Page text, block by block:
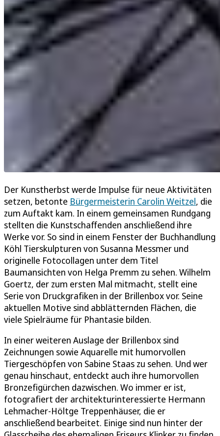
Der Kunstherbst werde Impulse für neue Aktivitäten
setzen, betonte Bürgermeisterin Carolin Weitzel, die
zum Auftakt kam. In einem gemeinsamen Rundgang
stellten die Kunstschaffenden anschließend ihre
Werke vor. So sind in einem Fenster der Buchhandlung
Köhl Tierskulpturen von Susanna Messmer und
originelle Fotocollagen unter dem Titel
Baumansichten von Helga Premm zu sehen. Wilhelm
Goertz, der zum ersten Mal mitmacht, stellt eine
Serie von Druckgrafiken in der Brillenbox vor. Seine
aktuellen Motive sind abblätternden Flächen, die
viele Spielräume für Phantasie bilden.
In einer weiteren Auslage der Brillenbox sind
Zeichnungen sowie Aquarelle mit humorvollen
Tiergeschöpfen von Sabine Staas zu sehen. Und wer
genau hinschaut, entdeckt auch ihre humorvollen
Bronzefigürchen dazwischen. Wo immer er ist,
fotografiert der architekturinteressierte Hermann
Lehmacher-Höltge Treppenhäuser, die er
anschließend bearbeitet. Einige sind nun hinter der